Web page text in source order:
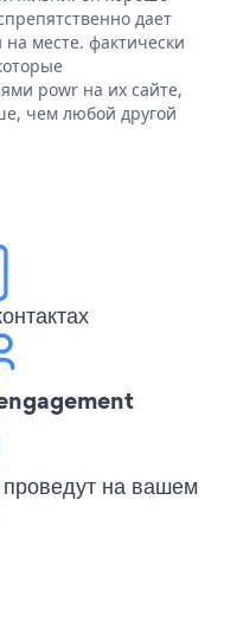
дает
месте. фактически
powr на их сайте,
чем любой другой
проведут на вашем